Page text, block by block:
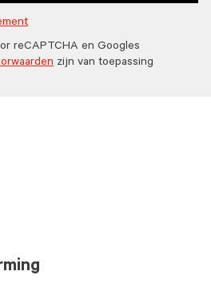
reCAPTCHA en Googles
zijn van toepassing